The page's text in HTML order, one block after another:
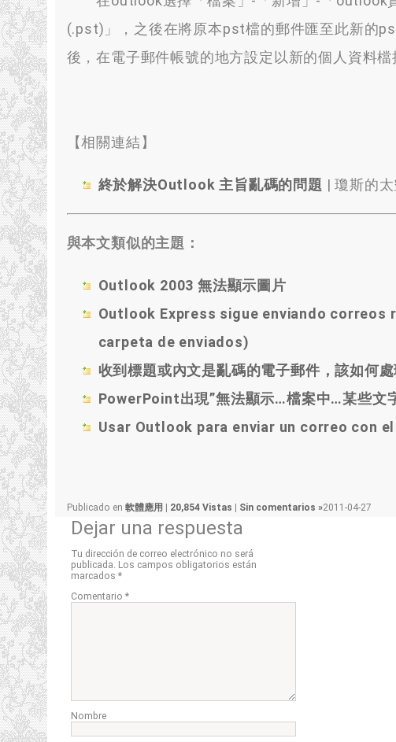
(.pst)」， 之後在將原本pst檔的郵件匯至此新的
後 ，在電子郵件帳號的地方設定以新的個人資料檔
【相關連結】
終於解決Outlook 主旨亂碼的問題 |瓊斯的
與本文類似的主題：
Outlook 2003 無法顯示圖片
Outlook Express sigue enviando correos
carpeta de enviados)
收到標題或內文是亂碼的電子郵件，該如何處
PowerPoint出現”無法顯示…檔案中…某些文
Usar Outlook para enviar un correo con
Publicado en 軟體應用 20,854 Vistas Sin comentarios »2011-04-27
Dejar una respuesta
Tu dirección de correo electrónico no será
publicada. Los campos obligatorios están
marcados *
Comentario *
Nombre